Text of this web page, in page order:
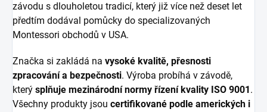
závodu s dlouholetou tradicí, který již více než deset let
předtím dodával pomůcky do specializovaných
Montessori obchodů v USA.
Značka si zakládá na vysoké kvalitě, přesnosti
zpracování a bezpečnosti. Výroba probíhá v závodě,
který splňuje mezinárodní normy řízení kvality ISO 9001 .
Všechny produkty jsou certifikované podle amerických i